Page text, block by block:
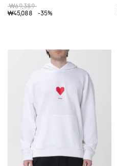
₩69,389
₩45,088
-35%